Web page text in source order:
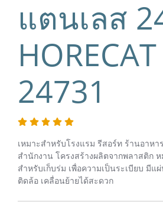
แตนเลส
24731
เหมาะสำหรับโรงแรม รีสอร์ท ร้านอาหา
สำนักงาน โครงสร้างผลิตจากพลาสติก
สำหรับเก็บร่ม เพื่อความเป็นระเบียบ มีแ
ติดล้อ เคลื่อนย้ายได้สะดวก